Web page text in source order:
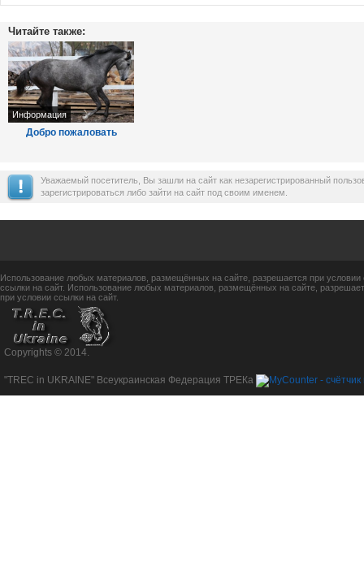
Читайте также:
Добро пожаловать
Информация
Уважаемый посетитель, Вы зашли на сайт как незарегистрированный
зарегистрироваться либо зайти на сайт под своим именем.
Использование любых материалов, размещённых на сайте, разрешается при
ссылки на сайт. Использование любых материалов, размещённых на сайте,
при условии ссылки на сайт.
Copyrights © 2014.
"TREC in UKRAINE" Всеукраинская Федерация ТРЕКа